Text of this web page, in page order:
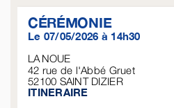
CÉRÉMONIE
Le 07/05/2026 à 14h30
LA NOUE
42 rue de l'Abbé Gruet
52100 SAINT DIZIER
ITINERAIRE